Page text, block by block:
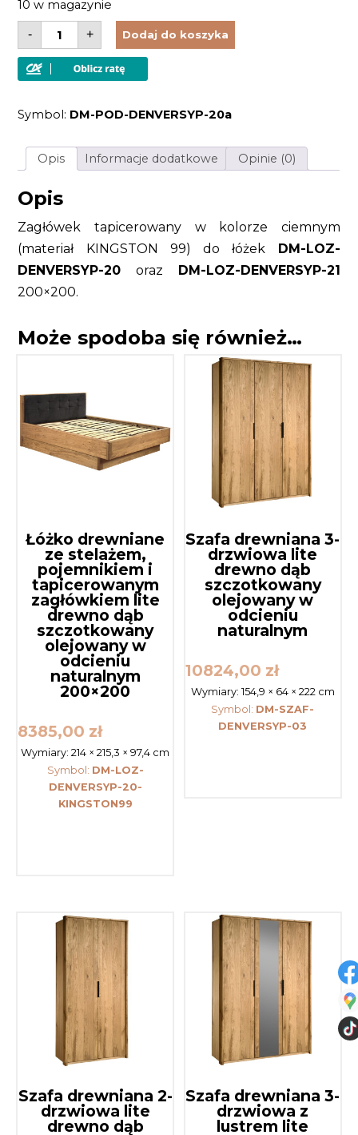
10 w magazynie
-
ilość
Zagłówek
tapicerowany
w
kolorze
KINGSTON
łóżek
DM-
DENVERSYP-
20
oraz
DM-
LOZ-
DENVERSYP-
21
+ Dodaj do koszyka
Symbol: DM-POD-DENVERSYP-20a
Opis Informacje dodatkowe Opinie (0)
Opis
Zagłówek tapicerowany w kolorze ciemnym
(materiał KINGSTON 99) do łóżek
DM-LOZ-
DENVERSYP-20 oraz
DM-LOZ-DENVERSYP-21
200×200.
Może spodoba się również…
Łóżko drewniane
ze stelażem,
pojemnikiem i
tapicerowanym
zagłówkiem lite
drewno dąb
szczotkowany
olejowany w
odcieniu
naturalnym
200×200
8385,00 zł
Wymiary:214 × 215,3 × 97,4 cm
Symbol: DM-LOZ-
DENVERSYP-20-
KINGSTON99
Szafa drewniana 3-
drzwiowa lite
drewno dąb
szczotkowany
olejowany w
odcieniu
naturalnym
10824,00 zł
Wymiary: 154,9 × 64 × 222 cm
Symbol: DM-SZAF-
DENVERSYP-03
Szafa drewniana 2-
drzwiowa lite
drewno dąb
Szafa drewniana 3-
drzwiowa z
lustrem lite